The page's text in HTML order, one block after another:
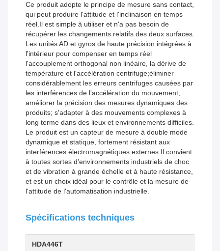
Ce produit adopte le principe de mesure sans contact,
qui peut produire l'attitude et l'inclinaison en temps
réel.Il est simple à utiliser et n'a pas besoin de
récupérer les changements relatifs des deux surfaces.
Les unités AD et gyros de haute précision intégrées à
l'intérieur pour compenser en temps réel
l'accouplement orthogonal non linéaire, la dérive de
température et l'accélération centrifuge;éliminer
considérablement les erreurs centrifuges causées par
les interférences de l'accélération du mouvement,
améliorer la précision des mesures dynamiques des
produits; s'adapter à des mouvements complexes à
long terme dans des lieux et environnements difficiles.
Le produit est un capteur de mesure à double mode
dynamique et statique, fortement résistant aux
interférences électromagnétiques externes.Il convient
à toutes sortes d'environnements industriels de choc
et de vibration à grande échelle et à haute résistance,
et est un choix idéal pour le contrôle et la mesure de
l'attitude de l'automatisation industrielle.
Spécifications techniques
HDA446T